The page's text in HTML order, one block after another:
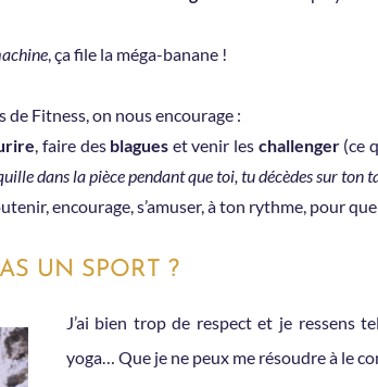
, ça file la méga-banane !
de Fitness, on nous encourage :
, faire des blagues et venir les challenger(ce
dans la pièce pendant que toi, tu décèdes sur ton
encourage, s’amuser, à ton rythme, pour
UN SPORT ?
J’ai bien trop de respect et je ressens
yoga… Que je ne peux me résoudre à le